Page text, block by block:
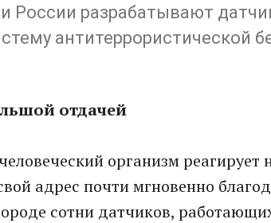
России разрабатывают
антитеррористической
отдачей
организм
адрес почти мгновенно
сотни датчиков,